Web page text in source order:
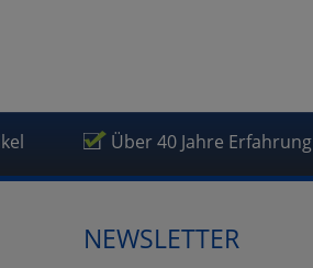
Über 40 Jahre Erfahrung
NEWSLETTER